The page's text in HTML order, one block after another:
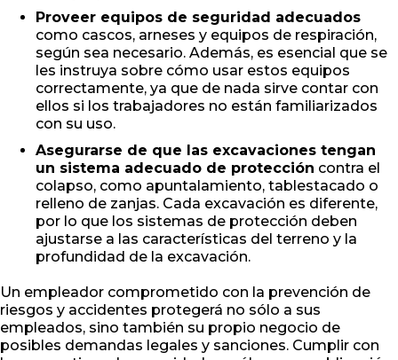
Proveer equipos de seguridad adecuados
como cascos, arneses y equipos de respiración,
según sea necesario. Además, es esencial que se
les instruya sobre cómo usar estos equipos
correctamente, ya que de nada sirve contar con
ellos si los trabajadores no están familiarizados
con su uso.
Asegurarse de que las excavaciones tengan
un sistema adecuado de protección contra el
colapso, como apuntalamiento, tablestacado o
relleno de zanjas. Cada excavación es diferente,
por lo que los sistemas de protección deben
ajustarse a las características del terreno y la
profundidad de la excavación.
Un empleador comprometido con la prevención de
riesgos y accidentes protegerá no sólo a sus
empleados, sino también su propio negocio de
posibles demandas legales y sanciones. Cumplir con